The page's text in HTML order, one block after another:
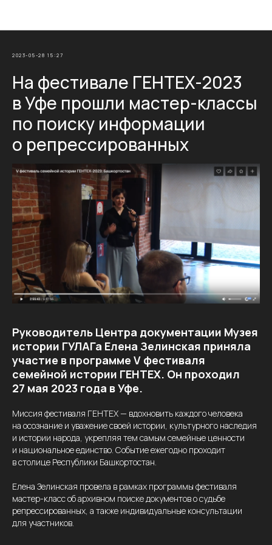
2023-05-28 15:27
На фестивале ГЕНТЕХ-2023
в Уфе прошли мастер-классы
по поиску информации
о репрессированных
Руководитель Центра документации Музея
истории ГУЛАГа Елена Зелинская приняла
участие в программе V фестиваля
семейной истории ГЕНТЕХ. Он проходил
27 мая 2023 года в Уфе.
Миссия фестиваля ГЕНТЕХ — вдохновить каждого человека
на осознание и уважение своей истории, культурного наследия
и истории народа, укрепляя тем самым семейные ценности
и национальное единство. Событие ежегодно проходит
в столице Республики Башкортостан.
Елена Зелинская провела в рамках программы фестиваля
мастер-класс об архивном поиске документов о судьбе
репрессированных, а также индивидуальные консультации
для участников.